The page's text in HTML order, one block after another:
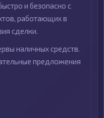
и безопасно с
работающих в
сделки.
наличных средств.
предложения